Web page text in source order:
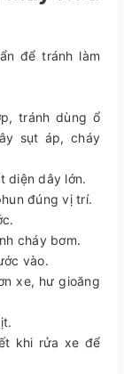
để tránh làm
tránh dùng ổ
sụt áp, cháy
diện dây lớn.
đúng vị trí.
cháy bơm.
vào.
xe, hư gioăng
khi rửa xe để